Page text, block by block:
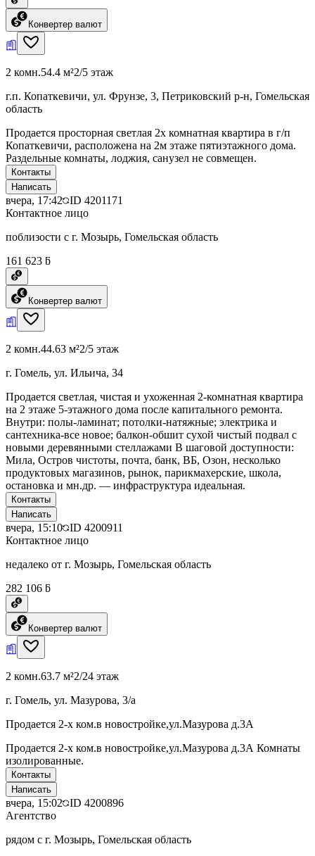
Конвертер валют
2 комн.54.4 м²2/5 этаж
г.п. Копаткевичи, ул. Фрунзе, 3, Петриковский р-н, Гомельская
область
Продается просторная светлая 2х комнатная квартира в г/п
Копаткевичи, расположена на 2м этаже пятиэтажного дома.
Раздельные комнаты, лоджия, санузел не совмещен.
Контакты
Написать
вчера, 17:42 ID 4201171
Контактное лицо
поблизости с г. Мозырь, Гомельская область
161 623 ƃ
Конвертер валют
2 комн.44.63 м²2/5 этаж
г. Гомель, ул. Ильича, 34
Продается светлая, чистая и ухоженная 2-комнатная квартира
на 2 этаже 5-этажного дома после капитального ремонта.
Внутри: полы-ламинат; потолки-натяжные; электрика и
сантехника-все новое; балкон-обшит сухой чистый подвал с
новыми деревянными стеллажами В шаговой доступности:
Мила, Остров чистоты, почта, банк, ВБ, Озон, несколько
продуктовых магазинов, рынок, парикмахерские, школа,
остановка и мн.др. — инфраструктура идеальная.
Контакты
Написать
вчера, 15:10 ID 4200911
Контактное лицо
недалеко от г. Мозырь, Гомельская область
282 106 ƃ
Конвертер валют
2 комн.63.7 м²2/24 этаж
г. Гомель, ул. Мазурова, 3/а
Продается 2-х ком.в новостройке,ул.Мазурова д.3А
Продается 2-х ком.в новостройке,ул.Мазурова д.3А Комнаты
изолированные.
Контакты
Написать
вчера, 15:02 ID 4200896
Агентство
рядом с г. Мозырь, Гомельская область